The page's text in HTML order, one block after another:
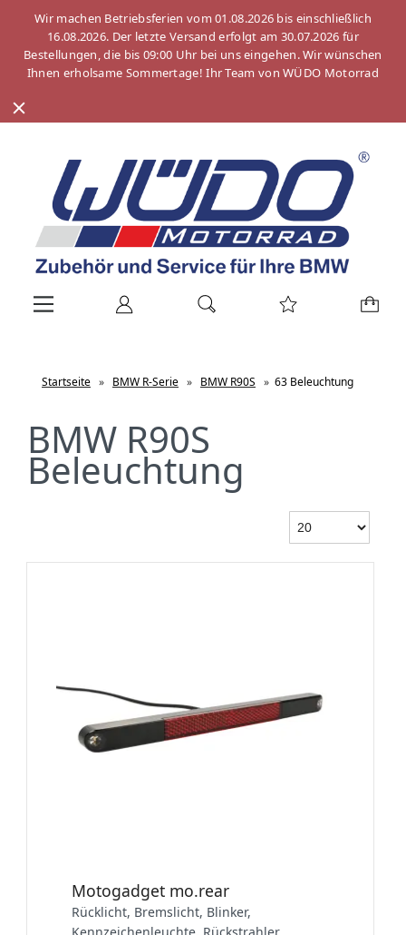
Wir machen Betriebsferien vom 01.08.2026 bis einschließlich
16.08.2026. Der letzte Versand erfolgt am 30.07.2026 für
Bestellungen, die bis 09:00 Uhr bei uns eingehen. Wir wünschen
Ihnen erholsame Sommertage! Ihr Team von WÜDO Motorrad
Startseite » BMW R-Serie » BMW R90S » 63 Beleuchtung
BMW R90S
Beleuchtung
Motogadget mo.rear
Rücklicht, Bremslicht, Blinker,